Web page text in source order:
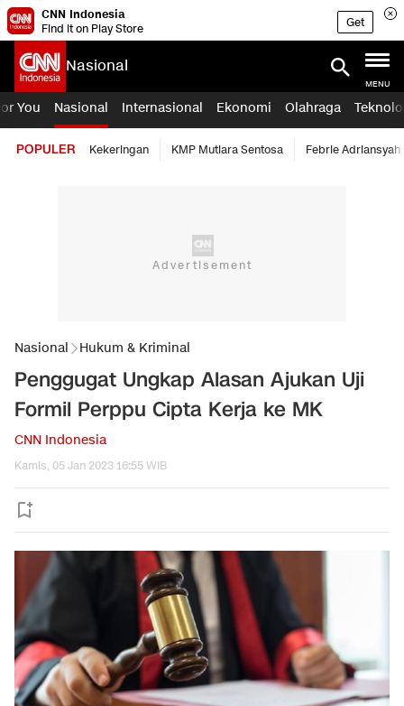
CNN Indonesia
Find it on Play Store
Get
Nasional
MENU
You Nasional Internasional Ekonomi Olahraga
POPULER Kekeringan KMP Mutiara Sentosa Febrie Adriansyah
Nasional Hukum & Kriminal
Penggugat Ungkap Alasan Ajukan Uji
Formil Perppu Cipta Kerja ke MK
CNN Indonesia
Kamis, 05 Jan 2023 16:55 WIB